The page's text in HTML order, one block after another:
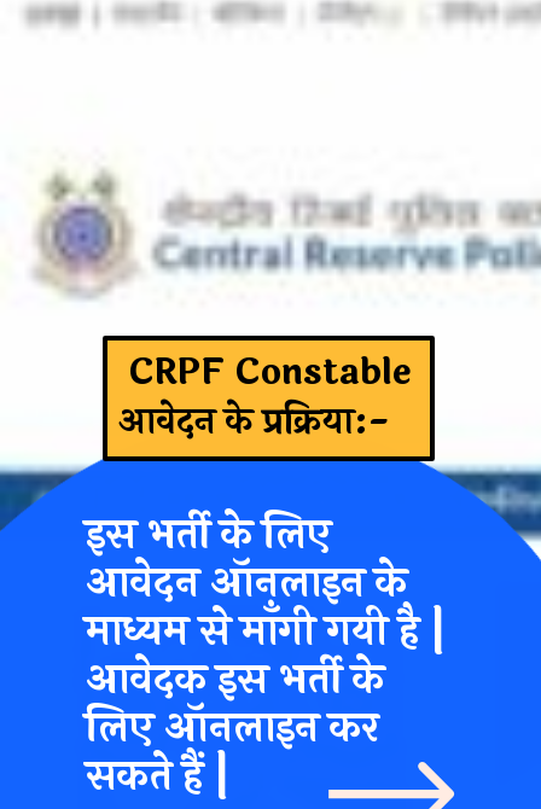
इस भर्ती के लिए
आवेदन ऑनलाइन के
माध्यम से माँगी गयी है |
आवेदक इस भर्ती के
लिए ऑनलाइन कर
सकते हैं |
CRPF Constable
आवेदन के प्रक्रिया:-